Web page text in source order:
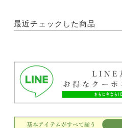
最近チェックした商品